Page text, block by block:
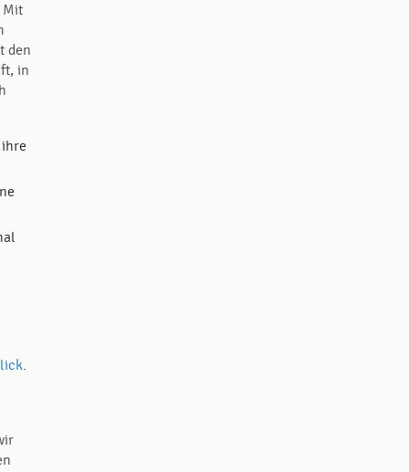
Mit
den
in
.